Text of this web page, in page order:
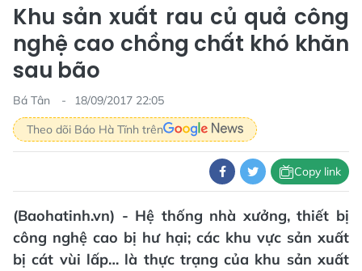
Khu sản xuất rau củ quả công
nghệ cao chồng chất khó khăn
sau bão
Bá Tân
18/09/2017 22:05
Theo dõi Báo Hà Tĩnh trên
Copy link
(Baohatinh.vn) - Hệ thống nhà xưởng, thiết bị
công nghệ cao bị hư hại; các khu vực sản xuất
bị cát vùi lấp… là thực trạng của khu sản xuất